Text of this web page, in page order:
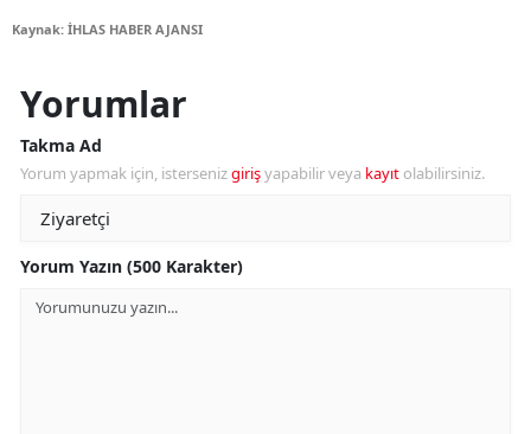
Kaynak: İHLAS HABER AJANSI
Yorumlar
Takma Ad
Yorum yapmak için, istersenizgirişyapabilir veya kayıt olabilirsiniz.
Yorum Yazın (500 Karakter)